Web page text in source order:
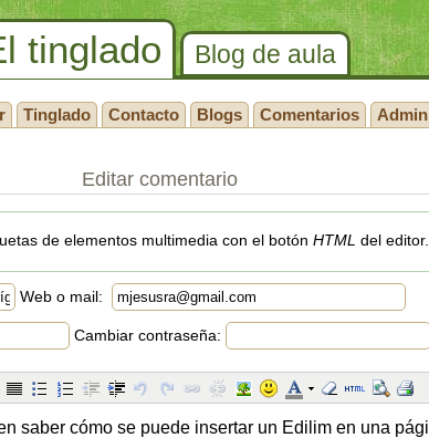
tinglado Blog de aula
Tinglado Contacto Blogs Comentarios Admin
Editar comentario
de elementos multimedia con el botón HTML del editor.
Web o mail:
Cambiar contraseña: